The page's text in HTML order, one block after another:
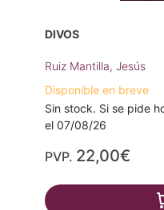
DIVOS
Ruiz Mantilla, Jesús
Disponible en breve
Sin stock. Si se pide
el 07/08/26
PVP. 22,00€